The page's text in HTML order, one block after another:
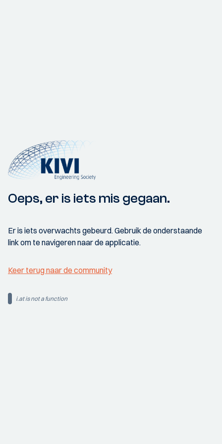
Oeps, er is iets mis gegaan.
Er is iets overwachts gebeurd. Gebruik de onderstaande
link om te navigeren naar de applicatie.
Keer terug naar de community
i.at is not a function